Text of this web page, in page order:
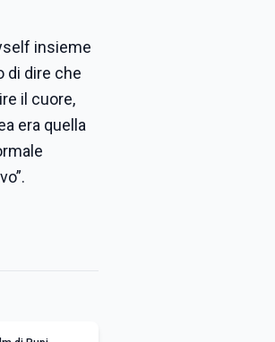
insieme
di dire che
il cuore,
era quella